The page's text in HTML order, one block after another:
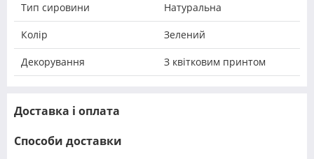
Тип сировини Натуральна
Колір Зелений
Декорування З квітковим принтом
Доставка і оплата
Способи доставки